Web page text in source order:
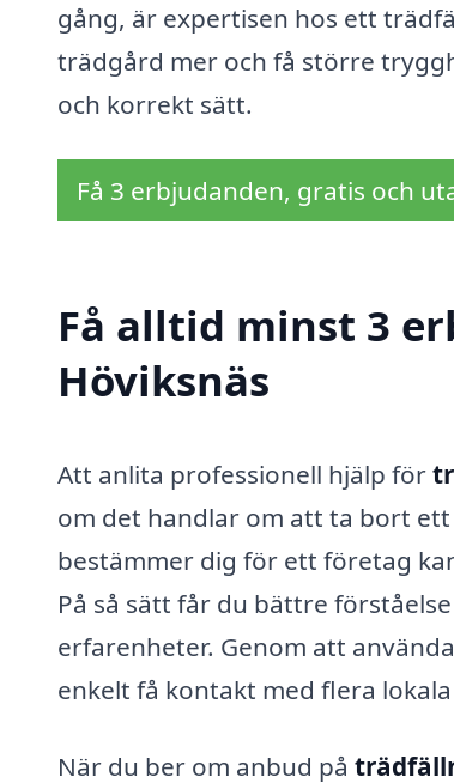
gång, är expertisen hos ett
trädgård mer och få större
och korrekt sätt.
Få 3 erbjudanden, gratis och
Få alltid minst 3
Höviksnäs
Att anlita professionell hjälp för
om det handlar om att ta bort
bestämmer dig för ett företag
På så sätt får du bättre
erfarenheter. Genom att
enkelt få kontakt med flera
När du ber om anbud på